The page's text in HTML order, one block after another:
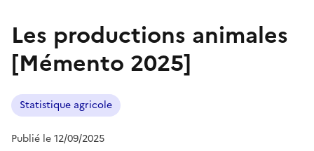
Les productions animales
[Mémento 2025]
Statistique agricole
Publié le 12/09/2025